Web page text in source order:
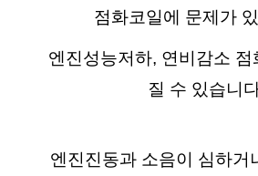
점화코일에 문제가
엔진성능저하, 연비감소 점
질 수 있습니
엔진진동과 소음이 심하거